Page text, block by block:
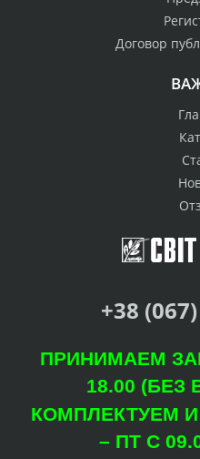
Договор
+38
ПРИНИМАЕМ
18.00
КОМПЛЕКТУЕМ
– ПТ С